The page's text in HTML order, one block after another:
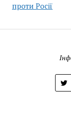
проти Росії